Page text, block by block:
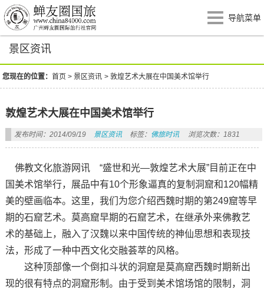
导航菜单
景区资讯
您现在的位置：首页 >景区资讯 >敦煌艺术大展在中国美术馆举行
敦煌艺术大展在中国美术馆举行
发布时间：2014/09/19 景区资讯 标签： 佛旅时讯 浏览次数：1831
佛教文化旅游网讯 “盛世和光—敦煌艺术大展”目前正在中
国美术馆举行，展品中有10个形象逼真的复制洞窟和120幅精
美的壁画临本。这里，我们为您介绍西魏时期的第249窟等早
期的石窟艺术。莫高窟早期的石窟艺术，在继承外来佛教艺
术的基础上，融入了汉魏以来中国传统的神仙思想和表现技
法，形成了一种中西文化交融荟萃的风格。
这种顶部像一个倒扣斗状的洞窟是莫高窟西魏时期新出
现的很有特点的洞窟形制。由于受到美术馆场馆的限制，洞